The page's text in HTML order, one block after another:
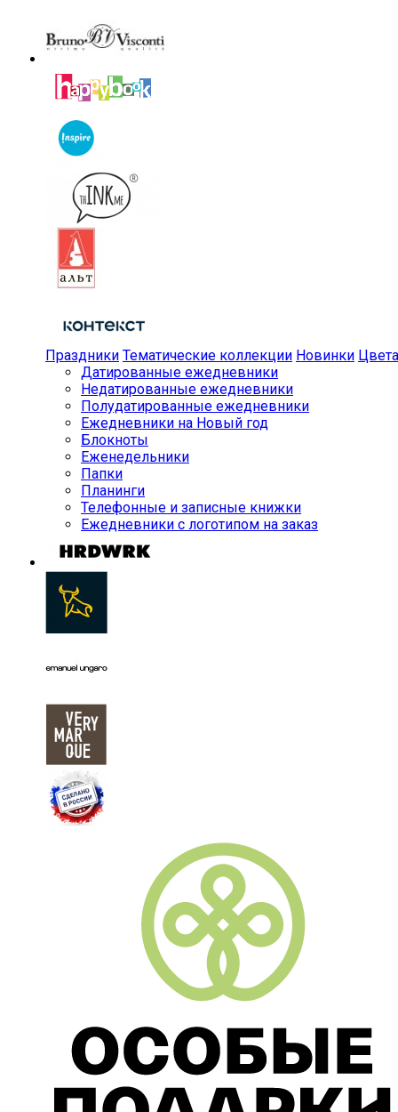
Праздники Тематические коллекции Новинки Цвета
Датированные ежедневники
Недатированные ежедневники
Полудатированные ежедневники
Ежедневники на Новый год
Блокноты
Еженедельники
Папки
Планинги
Телефонные и записные книжки
Ежедневники с логотипом на заказ